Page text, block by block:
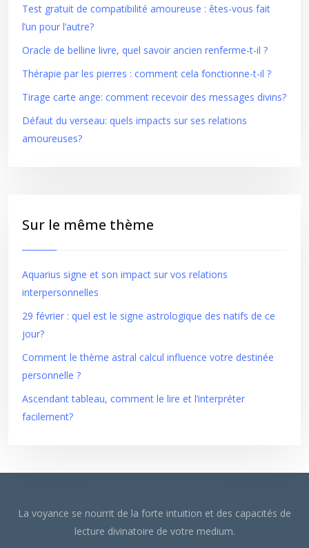
Test gratuit de compatibilité amoureuse : êtes-vous fait
l’un pour l’autre?
Oracle de belline livre, quel savoir ancien renferme-t-il ?
Thérapie par les pierres : comment cela fonctionne-t-il ?
Tirage carte ange: comment recevoir des messages divins?
Défaut du verseau: quels impacts sur ses relations
amoureuses?
Sur le même thème
Aquarius signe et son impact sur vos relations
interpersonnelles
29 février : quel est le signe astrologique des natifs de ce
jour?
Comment le thème astral calcul influence votre destinée
personnelle ?
Ascendant tableau, comment le lire et l’interpréter
facilement?
La voyance se nourrit de la forte intuition et des capacités de
lecture divinatoire de votre medium.